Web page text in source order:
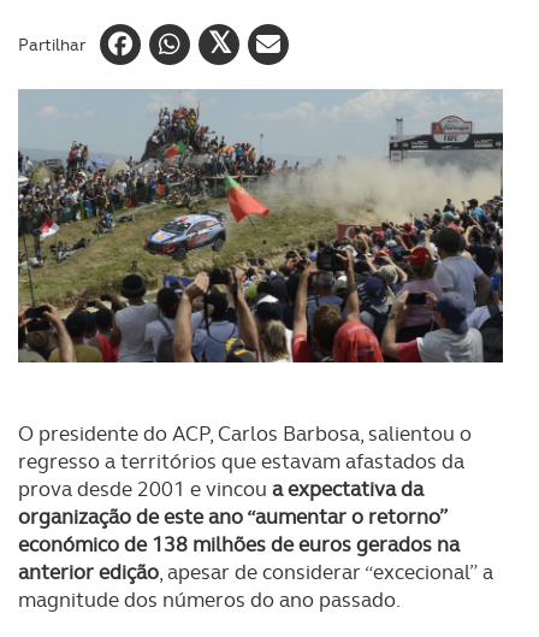
Partilhar
O presidente do ACP, Carlos Barbosa, salientou o
regresso a territórios que estavam afastados da
prova desde 2001 e vincou a expectativa da
organização de este ano “aumentar o retorno”
económico de 138 milhões de euros gerados na
anterior edição, apesar de considerar “excecional” a
magnitude dos números do ano passado.